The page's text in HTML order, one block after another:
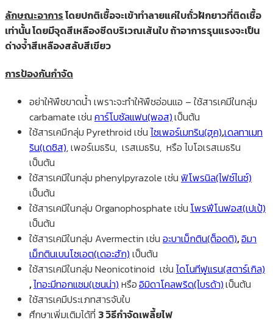
ลักษณะอาการโดยปกติเชื้อจะเข้าทำลายแค่ใบถั่วฝักยาวที่ติดเชื้อ
เท่านั้น โดยมีจุดสีเหลืองซีดบริเวณเส้นใบ ถ้าอาการรุนแรงจะเป็น
ด่างจ้ำสีเหลืองสลับสีเขียว
การป้องกันกำจัด
อย่าให้พืชขาดน้ำ เพราะจะทำให้พืชอ่อนแอ – ใช้สารเคมีในกลุ่ม
carbamate เช่น คาร์โบซัลแฟน(พอส)เป็นต้น
ใช้สารเคมีกลุ่ม Pyrethroid เช่น ไซเพอร์เมทริน(ฮุค),เดลทาเมท
ริน(เดซิส), เพอร์เมธริน, เรสเมธริน, หรือ ไบโอเรสเมธริน
เป็นต้น
ใช้สารเคมีในกลุ่ม phenylpyrazole เช่น ฟิโพรนิล(ไฟซ์ไนซ์)
เป็นต้น
ใช้สารเคมีในกลุ่ม Organophosphate เช่น โพรฟีโนฟอส(เปเป้)
เป็นต้น
ใช้สารเคมีในกลุ่ม Avermectin เช่น อะบาเม็กติน(ต็อดติ),อิมา
เม็กตินเบนโซเอต(เดอะฮัก) เป็นต้น
ใช้สารเคมีในกลุ่ม Neonicotinoid เช่น ไดโนทีฟูแรน(สตาร์เกิล)
,ไทอะมีทอกแซม(เซนน่า) หรืออิมิดาโคลพริด(ไบรด้า)เป็นต้น
ใช้สารเคมีประเภทสารจับใบ
ศึกษาเพิ่มเติมได้ที่ 3 วิธีกำจัดเพลี้ยไฟ